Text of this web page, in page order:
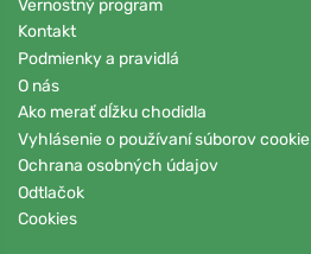
Vernostný program
Kontakt
Podmienky a pravidlá
O nás
Ako merať dĺžku chodidla
Vyhlásenie o používaní súborov cookie
Ochrana osobných údajov
Odtlačok
Cookies